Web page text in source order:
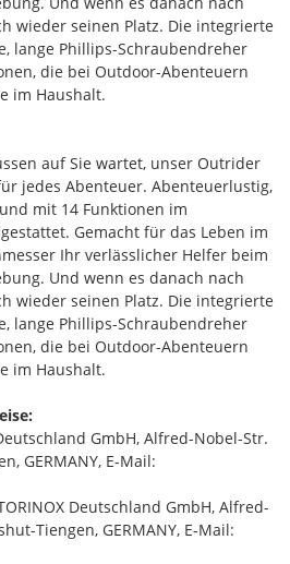
wieder seinen Platz. Die integrierte
lange Phillips-Schraubendreher
die bei Outdoor-Abenteuern
im Haushalt.
auf Sie wartet, unser Outrider
jedes Abenteuer. Abenteuerlustig,
mit 14 Funktionen im
Gemacht für das Leben im
Ihr verlässlicher Helfer beim
Und wenn es danach nach
wieder seinen Platz. Die integrierte
lange Phillips-Schraubendreher
die bei Outdoor-Abenteuern
im Haushalt.
GmbH, Alfred-Nobel-Str.
GERMANY, E-Mail:
Deutschland GmbH, Alfred-
Tiengen, GERMANY, E-Mail: